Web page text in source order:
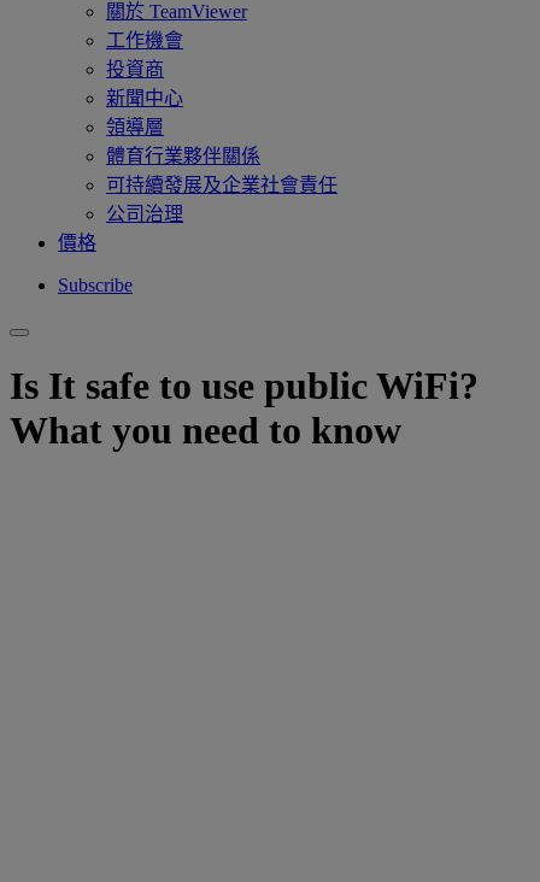
關於 TeamViewer
工作機會
投資商
新聞中心
領導層
體育行業夥伴關係
可持續發展及企業社會責任
公司治理
價格
Subscribe
Is It safe to use public WiFi?
What you need to know